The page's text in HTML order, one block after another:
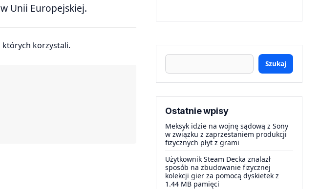
Unii Europejskiej.
których korzystali.
Szukaj
Ostatnie wpisy
Meksyk idzie na wojnę sądową z Sony
w związku z zaprzestaniem produkcji
fizycznych płyt z grami
Użytkownik Steam Decka znalazł
sposób na zbudowanie fizycznej
kolekcji gier za pomocą dyskietek z
1.44 MB pamięci